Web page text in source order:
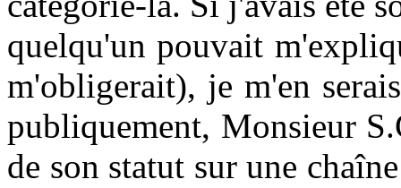
quelqu'un pouvait
m'obligerait), je m'en
publiquement, Monsieur
de son statut sur une